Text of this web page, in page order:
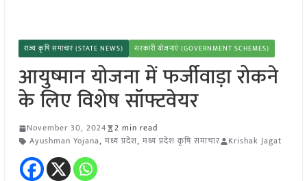
राज्य कृषि समाचार (STATE NEWS) सरकारी योजनाएं (GOVERNMENT SCHEMES)
आयुष्मान योजना में फर्जीवाड़ा रोकने
के लिए विशेष सॉफ्टवेयर
November 30, 2024
2 min read
Ayushman Yojana, मध्य प्रदेश, मध्य प्रदेश कृषि समाचार Krishak Jagat